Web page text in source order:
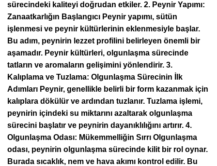
sürecindeki kaliteyi doğrudan etkiler. 2. Peynir Yapımı:
Zanaatkarlığın Başlangıcı Peynir yapımı, sütün
işlenmesi ve peynir kültürlerinin eklenmesiyle başlar.
Bu adım, peynirin lezzet profilini belirleyen önemli bir
aşamadır. Peynir kültürleri, olgunlaşma sürecinde
tatların ve aromaların gelişimini yönlendirir. 3.
Kalıplama ve Tuzlama: Olgunlaşma Sürecinin İlk
Adımları Peynir, genellikle belirli bir form kazanmak için
kalıplara dökülür ve ardından tuzlanır. Tuzlama işlemi,
peynirin içindeki su miktarını azaltarak olgunlaşma
sürecini başlatır ve peynirin dayanıklılığını artırır. 4.
Olgunlaşma Odası: Mükemmelliğin Sırrı Olgunlaşma
odası, peynirin olgunlaşma sürecinde kilit bir rol oynar.
Burada sıcaklık, nem ve hava akımı kontrol edilir. Bu